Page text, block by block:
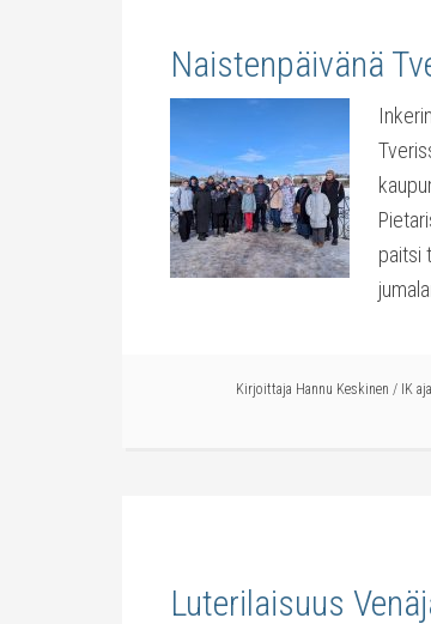
Naistenpäivänä
paitsi
Kirjoittaja Hannu Keskinen / IK
Luterilaisuus